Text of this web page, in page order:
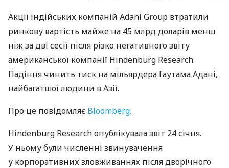
Акції індійських компаній Adani Group втратили
ринкову вартість майже на 45 млрд доларів менш
ніж за дві сесії після різко негативного звіту
американської компанії Hindenburg Research.
Падіння чинить тиск на мільярдера Гаутама Адані,
найбагатшої людини в Азії.
Про це повідомляє Bloomberg.
Hindenburg Research опублікувала звіт 24 січня.
У ньому були численні звинувачення
у корпоративних зловживаннях після дворічного